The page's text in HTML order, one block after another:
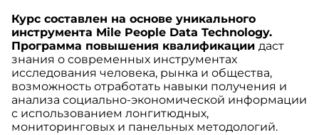
Курс составлен на основе уникального
инструмента Mile People Data Technology.
Программа повышения квалификации даст
знания о современных инструментах
исследования человека, рынка и общества,
возможность отработать навыки получения и
анализа социально-экономической информации
с использованием лонгитюдных,
мониторинговых и панельных методологий.